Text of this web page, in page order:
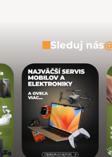
Sleduj nás